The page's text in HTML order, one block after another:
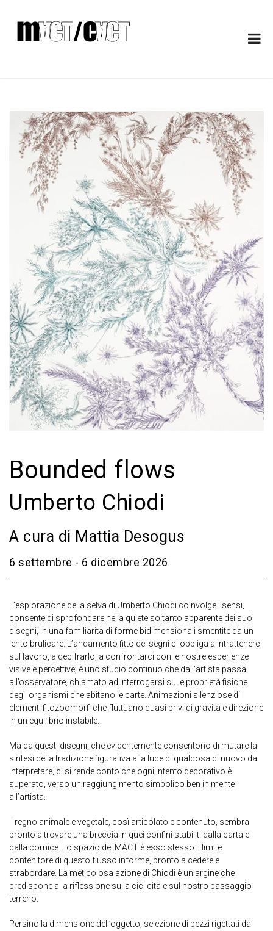
Bounded flows
Umberto Chiodi
A cura di Mattia Desogus
6 settembre - 6 dicembre 2026
L’esplorazione della selva di Umberto Chiodi coinvolge i sensi,
consente di sprofondare nella quiete soltanto apparente dei suoi
disegni, in una familiarità di forme bidimensionali smentite da un
lento brulicare. L’andamento fitto dei segni ci obbliga a intrattenerci
sul lavoro, a decifrarlo, a confrontarci con le nostre esperienze
visive e percettive; è uno studio continuo che dall’artista passa
all’osservatore, chiamato ad interrogarsi sulle proprietà fisiche
degli organismi che abitano le carte. Animazioni silenziose di
elementi fitozoomorfi che fluttuano quasi privi di gravità e direzione
in un equilibrio instabile.
Ma da questi disegni, che evidentemente consentono di mutare la
sintesi della tradizione figurativa alla luce di qualcosa di nuovo da
interpretare, ci si rende conto che ogni intento decorativo è
superato, verso un raggiungimento simbolico ben in mente
all’artista.
Il regno animale e vegetale, così articolato e contenuto, sembra
pronto a trovare una breccia in quei confini stabiliti dalla carta e
dalla cornice. Lo spazio del MACT è esso stesso il limite
contenitore di questo flusso informe, pronto a cedere e
strabordare. La meticolosa azione di Chiodi è un argine che
predispone alla riflessione sulla ciclicità e sul nostro passaggio
terreno.
Persino la dimensione dell’oggetto, selezione di pezzi rigettati dal